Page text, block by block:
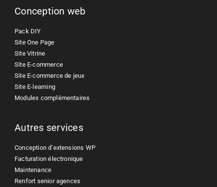
Conception web
Pack DIY
Site One Page
Site Vitrine
Site E-commerce
Site E-commerce de jeux
Site E-learning
Modules complémentaires
Autres services
Conception d’extensions WP
Facturation électronique
Maintenance
Renfort senior agences